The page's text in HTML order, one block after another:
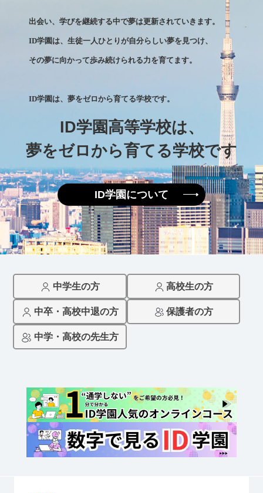
出会い、学びを継続する中で夢は更新されていきます。
ID学園は、生徒一人ひとりが自分らしい夢を見つけ、
その夢に向かって歩み続けられる力を育てます。
ID学園は、夢をゼロから育てる学校です。
ID学園高等学校は、
夢をゼロから育てる学校です
ID学園について
中学生の方 高校生の方
中卒・高校中退の方 保護者の方
中学・高校の先生方